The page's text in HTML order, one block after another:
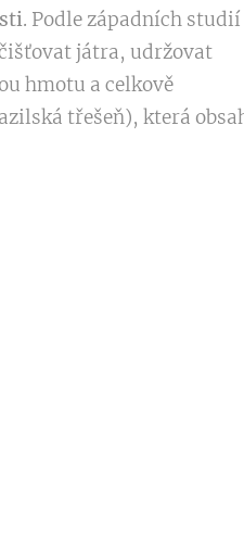
. Podle západních studií
játra, udržovat
hmotu a celkově
třešeň), která